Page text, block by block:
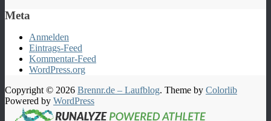
Meta
Anmelden
Eintrags-Feed
Kommentar-Feed
WordPress.org
Copyright © 2026 Brennr.de – Laufblog. Theme by Colorlib
Powered by WordPress